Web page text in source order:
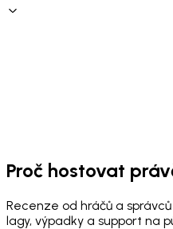
Proč hostovat
Recenze od hráčů a
lagy, výpadky a support na